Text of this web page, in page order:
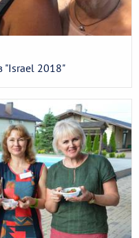
"Israel 2018"